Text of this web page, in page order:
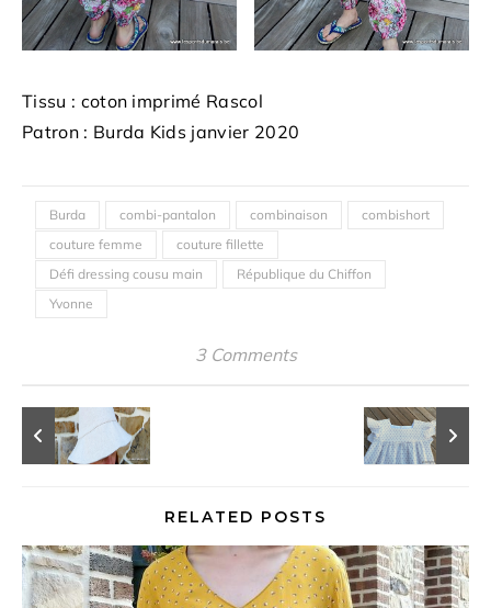
Tissu : coton imprimé Rascol
Patron : Burda Kids janvier 2020
Burda combi-pantalon combinaison
combishort
couture femme
couture fillette
Défi dressing cousu main
République du Chiffon
Yvonne
3 Comments
RELATED POSTS